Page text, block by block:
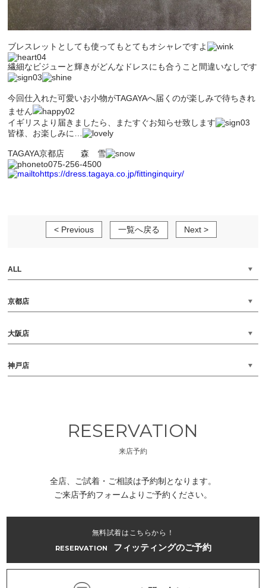
ブレスレットとしても使ってもとてもオシャレですよ
繊細なビジューと輝きがどんなドレスにも合うこと間違いなしです
今回仕入れた可愛いお小物がTAGAYAへ届くのが楽しみで待ちきれ
ません
イギリスより届きましたら、またすぐお知らせ致します
皆様、お楽しみに…
TAGAYA京都店 森 雪
075-256-4500
https://dress.tagaya.co.jp/fittinginquiry/
< Previous 一覧へ戻る Next >
ALL
京都店
大阪店
神戸店
RESERVATION
来店予約
全店、ご試着・ご相談は予約制となります。
ご来店予約フォームよりご予約ください。
無料試着はこちらから！
RESERVATION
フィッティングのご予約